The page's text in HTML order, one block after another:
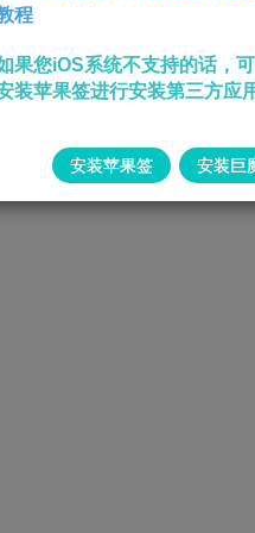
魔或越狱设备以及自签设备
送，这是微的底层推送逻
程
果您iOS系统不支持的话，
装苹果签进行安装第三方应
安装苹果签 安装巨